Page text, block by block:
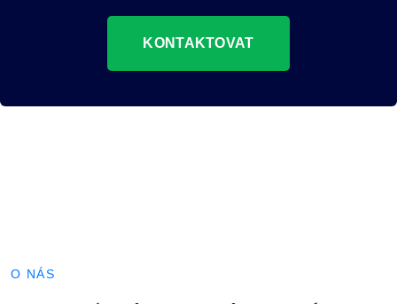
KONTAKTOVAT
O NÁS